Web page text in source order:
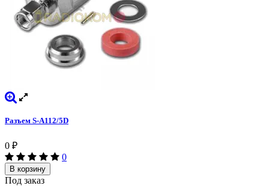
Разъем S-A112/5D
0 ₽
0
В корзину
Под заказ